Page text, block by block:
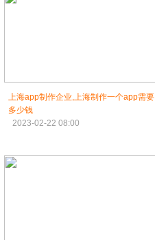
上海app制作企业,上海制作一个app需要
多少钱
2023-02-22 08:00